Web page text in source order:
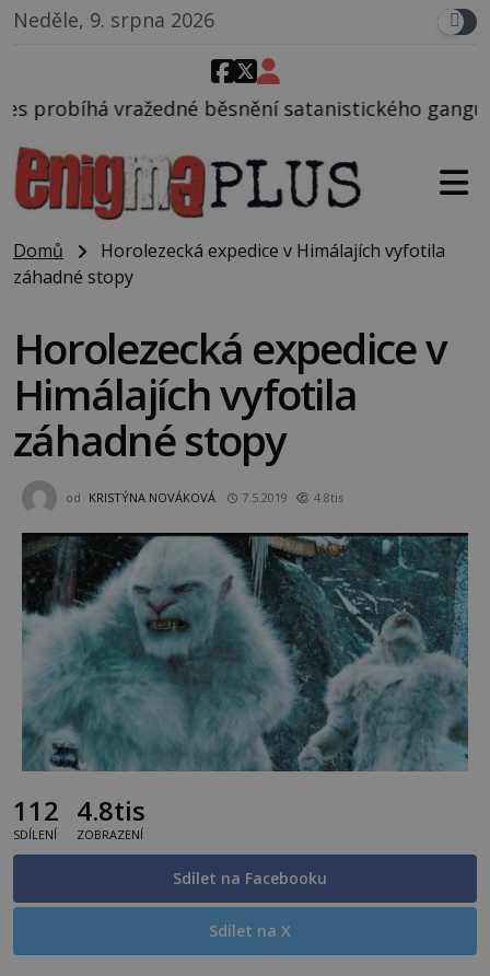
Neděle, 9. srpna 2026
satanistického gangu vedeného Charlesem
Domů
Horolezecká expedice v Himálajích vyfotila
záhadné stopy
Horolezecká expedice v
Himálajích vyfotila
záhadné stopy
od KRISTÝNA NOVÁKOVÁ 7.5.2019 4.8tis
112
SDÍLENÍ
4.8tis
ZOBRAZENÍ
Sdílet na Facebooku
Sdílet na X